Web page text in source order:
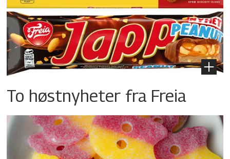
To høstnyheter fra Freia